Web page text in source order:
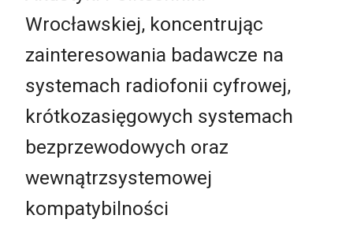
Wrocławskiej, koncentrując
zainteresowania badawcze na
systemach radiofonii cyfrowej,
krótkozasięgowych systemach
bezprzewodowych oraz
wewnątrzsystemowej
kompatybilności